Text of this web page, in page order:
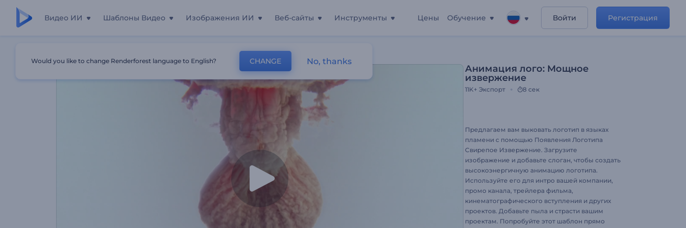
Видео ИИ Шаблоны Видео Изображения ИИ Веб-сайты Инструменты Цены Обучение Войти Регистрация
Анимация Лого: Мощное Извержение
Анимация лого: Мощное
извержение
11K+ Экспорт 8 сек
Предлагаем вам выковать логотип в языках
пламени с помощью Появления Логотипа
Свирепое Извержение. Загрузите
изображение и добавьте слоган, чтобы создать
высокоэнергичную анимацию логотипа.
Используйте его для интро вашей компании,
промо канала, трейлера фильма,
кинематографического вступления и других
проектов. Добавьте пыла и страсти вашим
проектам. Попробуйте этот шаблон прямо
Would you like to change Renderforest language to English? CHANGE No, thanks